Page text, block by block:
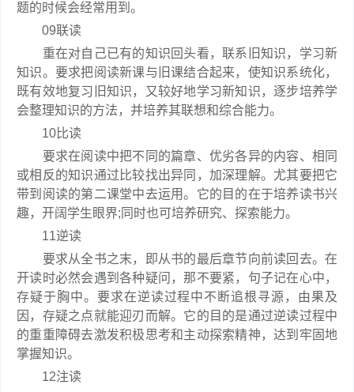
题的时候会经常用到。
09联读
重在对自己已有的知识回头看，联系旧知识，学习新
知识。要求把阅读新课与旧课结合起来，使知识系统化，
既有效地复习旧知识，又较好地学习新知识，逐步培养学
会整理知识的方法，并培养其联想和综合能力。
10比读
要求在阅读中把不同的篇章、优劣各异的内容、相同
或相反的知识通过比较找出异同，加深理解。尤其要把它
带到阅读的第二课堂中去运用。它的目的在于培养读书兴
趣，开阔学生眼界;同时也可培养研究、探索能力。
11逆读
要求从全书之末，即从书的最后章节向前读回去。在
开读时必然会遇到各种疑问，那不要紧，句子记在心中，
存疑于胸中。要求在逆读过程中不断追根寻源，由果及
因，存疑之点就能迎刃而解。它的目的是通过逆读过程中
的重重障碍去激发积极思考和主动探索精神，达到牢固地
掌握知识。
12注读